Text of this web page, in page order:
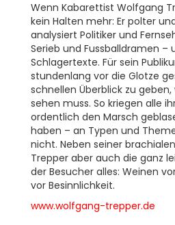
Wenn Kabarettist Wolfgang
kein Halten mehr: Er polter
analysiert Politiker und
Serieb und Fussballdramen –
Schlagertexte. Für sein
stundenlang vor die Glotze
schnellen Überblick zu
sehen muss. So kriegen alle
ordentlich den Marsch
haben – an Typen und
nicht. Neben seiner
Trepper aber auch die ganz
der Besucher alles: Weinen
vor Besinnlichkeit.
www.wolfgang-trepper.de